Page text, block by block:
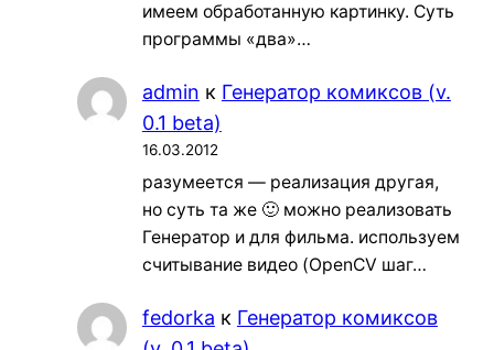
имеем обработанную картинку. Суть
программы «два»…
admin к Генератор комиксов (v.
0.1 beta)
16.03.2012
разумеется — реализация другая,
но суть та же 🙂 можно реализовать
Генератор и для фильма. используем
считывание видео (OpenCV шаг…
fedorka к Генератор комиксов